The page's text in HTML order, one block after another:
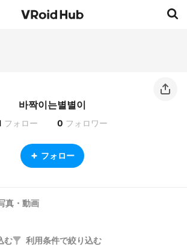
바짝이는별별이
フォロー 0 フォロワー
フォロー
真・動画
む 利用条件で絞り込む